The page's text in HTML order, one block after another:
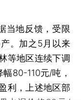
地反馈，受限
。加之5月以来
等地区连续下调
80-110元/吨，
利，上述地区部